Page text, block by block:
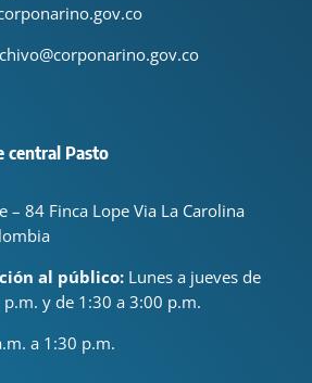
central Pasto
– 84 Finca Lope Via La Carolina
al público: Lunes a jueves de
y de 1:30 a 3:00 p.m.
a 1:30 p.m.